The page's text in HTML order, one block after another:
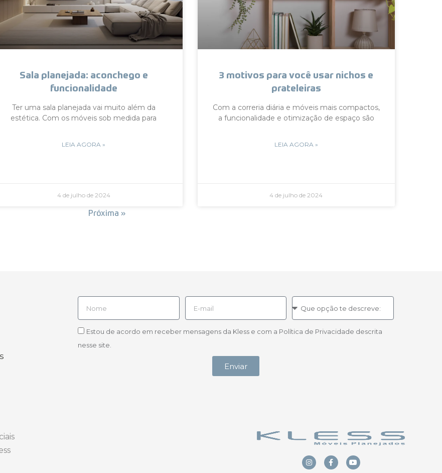
Sala planejada: aconchego e
funcionalidade
Ter uma sala planejada vai muito além da
estética. Com os móveis sob medida para
LEIA AGORA »
4 de julho de 2024
3 motivos para você usar nichos e
prateleiras
Com a correria diária e móveis mais compactos,
a funcionalidade e otimização de espaço são
LEIA AGORA »
4 de julho de 2024
Próxima »
Estou de acordo em receber mensagens da Kless e com a Política de Privacidade descrita
nesse site.
Enviar